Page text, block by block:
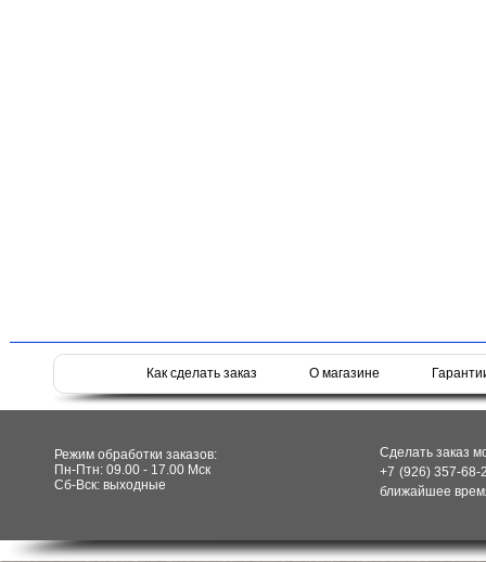
Как сделать заказ О магазине
Режим обработки заказов:
Пн-Птн: 09.00 - 17.00 Мск
Сб-Вск: выходные
Сделать заказ
+7 (926) 357-
ближайшее